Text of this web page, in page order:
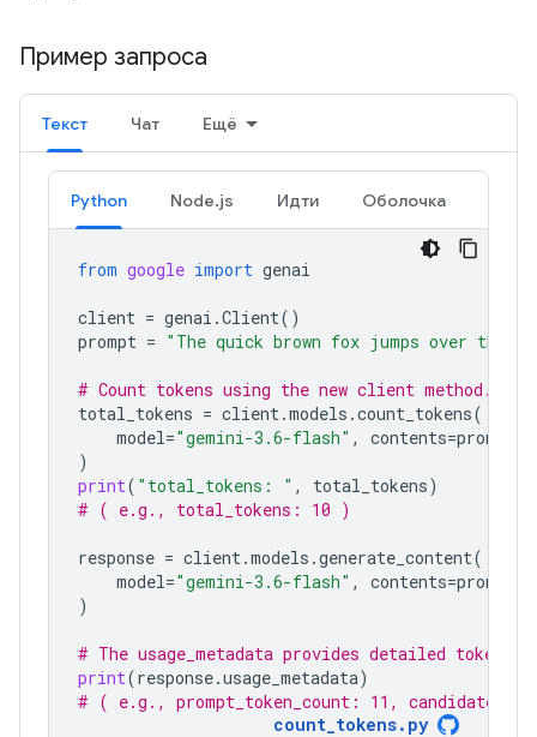
Пример запроса
Текст Чат Ещё
Python Node.js Идти Оболочка
from google import genai
client = genai .Client()
prompt = "The quick brown fox jumps over the
# Count tokens using the new client method.
total_tokens = client.models .count_tokens(
model="gemini-3.6-flash" , contents=prompt
)
print( "total_tokens: " , total_tokens)
# ( e.g., total_tokens: 10 )
response = client.models .generate_content(
model="gemini-3.6-flash" , contents=prompt
)
# The usage_metadata provides detailed token
print(response.usage_metadata)
# ( e.g., prompt_token_count: 11,
count_tokens.py